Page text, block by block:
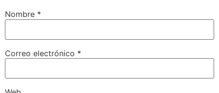
Nombre *
Correo electrónico *